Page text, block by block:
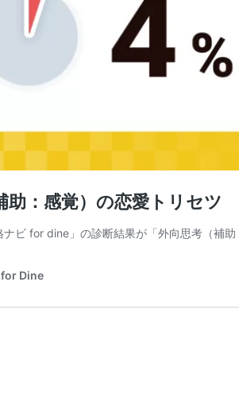
助：感覚）の恋愛トリセツ
ナビ for dine」の診断結果が「外向思考（補
for Dine